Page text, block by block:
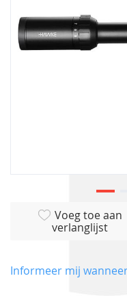
van
Voeg toe aan
verlanglijst
Informeer mij